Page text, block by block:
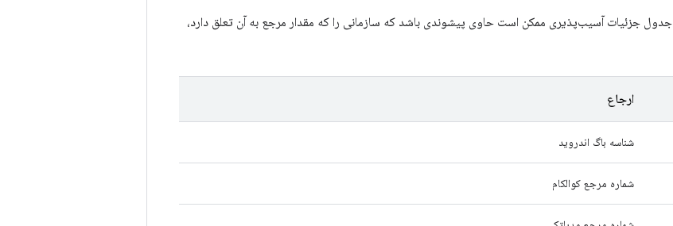
جدول جزئیات آسیب‌پذیری ممکن است حاوی پیشوندی باشد که سازمانی را که مقدار مرجع به آن تعلق دارد،
ارجاع
شناسه باگ اندروید
شماره مرجع کوالکام